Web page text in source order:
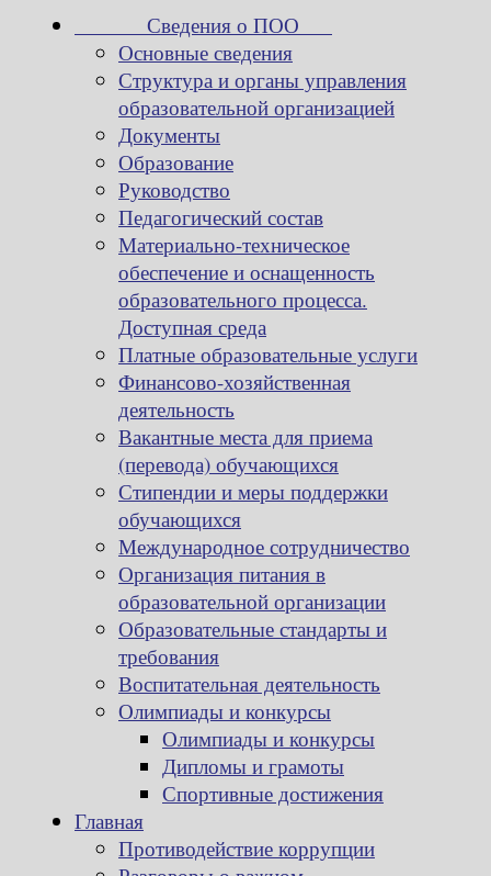
Сведения о ПОО
Основные сведения
Структура и органы управления
образовательной организацией
Документы
Образование
Руководство
Педагогический состав
Материально-техническое
обеспечение и оснащенность
образовательного процесса.
Доступная среда
Платные образовательные услуги
Финансово-хозяйственная
деятельность
Вакантные места для приема
(перевода) обучающихся
Стипендии и меры поддержки
обучающихся
Международное сотрудничество
Организация питания в
образовательной организации
Образовательные стандарты и
требования
Воспитательная деятельность
Олимпиады и конкурсы
Олимпиады и конкурсы
Дипломы и грамоты
Спортивные достижения
Главная
Противодействие коррупции